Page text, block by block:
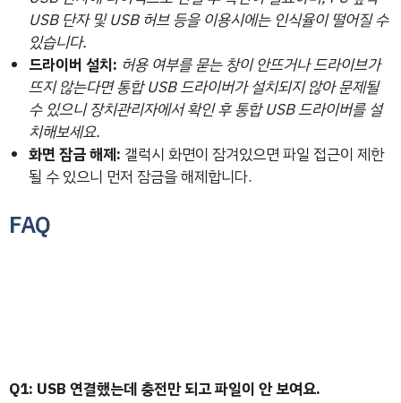
USB 단자 및 USB 허브 등을 이용시에는 인식율이 떨어질 수
있습니다.
드라이버 설치: 허용 여부를 묻는 창이 안뜨거나 드라이브가
뜨지 않는다면 통합 USB 드라이버가 설치되지 않아 문제될
수 있으니 장치관리자에서 확인 후 통합 USB 드라이버를 설
치해보세요.
화면 잠금 해제: 갤럭시 화면이 잠겨있으면 파일 접근이 제한
될 수 있으니 먼저 잠금을 해제합니다.
FAQ
Q1: USB 연결했는데 충전만 되고 파일이 안 보여요.